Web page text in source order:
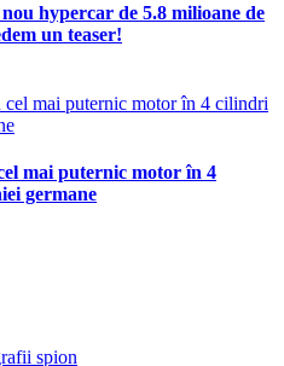
hypercar de 5.8 milioane de
un teaser!
mai puternic motor în 4
germane